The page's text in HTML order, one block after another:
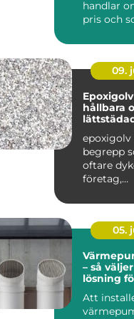
handlar
pris och
09.
hållbara
epoxigolv
begrepp
oftare
företag,
05.
– så
lösning
Att